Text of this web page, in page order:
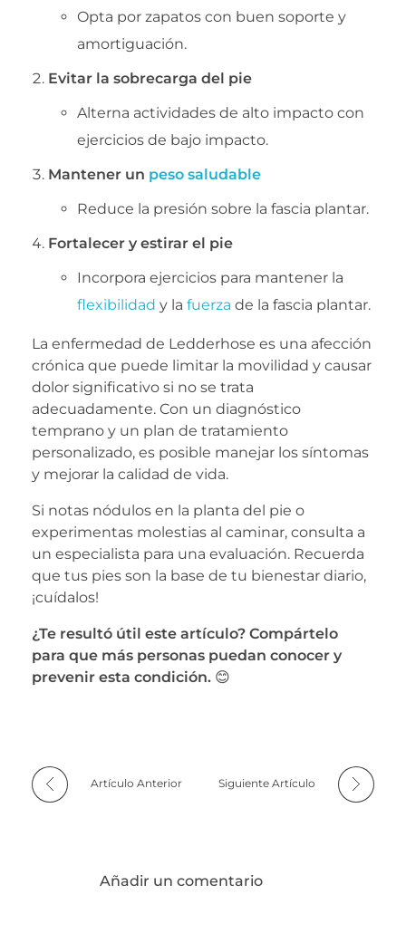
Opta por zapatos con buen soporte y
amortiguación.
Evitar la sobrecarga del pie
Alterna actividades de alto impacto con
ejercicios de bajo impacto.
Mantener un peso saludable
Reduce la presión sobre la fascia plantar.
Fortalecer y estirar el pie
Incorpora ejercicios para mantener la
flexibilidad y la fuerza de la fascia plantar.
La enfermedad de Ledderhose es una afección
crónica que puede limitar la movilidad y causar
dolor significativo si no se trata
adecuadamente. Con un diagnóstico
temprano y un plan de tratamiento
personalizado, es posible manejar los síntomas
y mejorar la calidad de vida.
Si notas nódulos en la planta del pie o
experimentas molestias al caminar, consulta a
un especialista para una evaluación. Recuerda
que tus pies son la base de tu bienestar diario,
¡cuídalos!
¿Te resultó útil este artículo? Compártelo
para que más personas puedan conocer y
prevenir esta condición. 😊
Artículo Anterior Siguiente Artículo